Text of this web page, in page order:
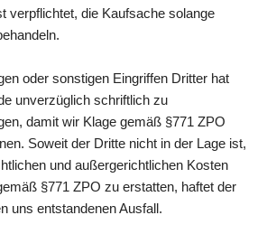
verpflichtet, die Kaufsache solange
oder sonstigen Eingriffen Dritter hat
unverzüglich schriftlich zu
damit wir Klage gemäß §771 ZPO
Soweit der Dritte nicht in der Lage ist,
und außergerichtlichen Kosten
§771 ZPO zu erstatten, haftet der
uns entstandenen Ausfall.